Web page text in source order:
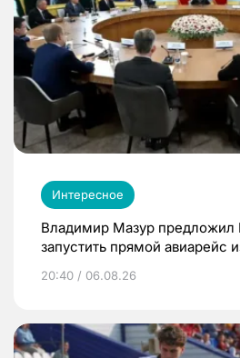
Интересное
Владимир Мазур предложил
запустить прямой авиарейс
20:40 / 06.08.26